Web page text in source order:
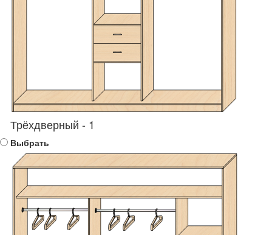
Трёхдверный - 1
Выбрать